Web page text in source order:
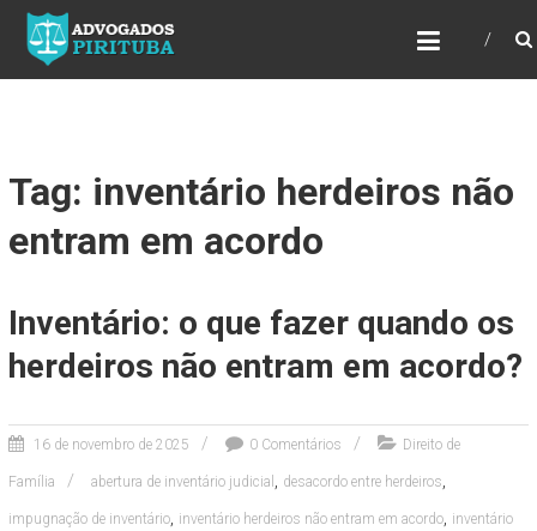
ADVOGADOS PIRITUBA
Precisando de advogado? Entre em contato!
Fazemos toda a assessoria que você
Tag: inventário herdeiros não
entram em acordo
Inventário: o que fazer quando os
herdeiros não entram em acordo?
16 de novembro de 2025 0 Comentários Direito de
Família abertura de inventário judicial , desacordo entre herdeiros,
impugnação de inventário, inventário herdeiros não entram em acordo, inventário